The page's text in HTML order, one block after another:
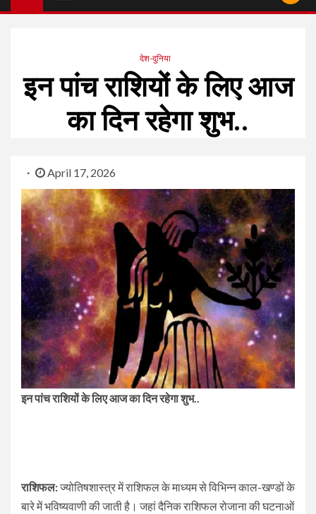
देश-दुनिया
इन पांच राशियों के लिए आज
का दिन रहेगा शुभ..
April 17, 2026
इन पांच राशियों के लिए आज का दिन रहेगा शुभ..
राशिफल:ज्योतिषशास्त्र में राशिफल के माध्यम से विभिन्न काल-खण्डों के
बारे में भविष्यवाणी की जाती है। जहां दैनिक राशिफल रोजाना की घटनाओं